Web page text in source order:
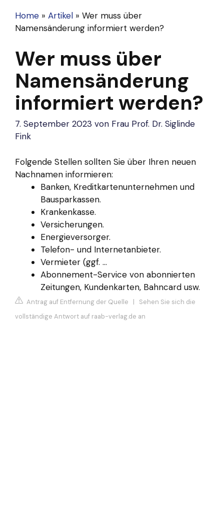
Home » Artikel » Wer muss über
Namensänderung informiert werden?
Wer muss über
Namensänderung
informiert werden?
7. September 2023 von Frau Prof. Dr. Siglinde
Fink
Folgende Stellen sollten Sie über Ihren neuen
Nachnamen informieren:
Banken, Kreditkartenunternehmen und
Bausparkassen.
Krankenkasse.
Versicherungen.
Energieversorger.
Telefon- und Internetanbieter.
Vermieter (ggf. ...
Abonnement-Service von abonnierten
Zeitungen, Kundenkarten, Bahncard usw.
Antrag auf Entfernung der Quelle | Sehen Sie sich die
vollständige Antwort auf raab-verlag.de an